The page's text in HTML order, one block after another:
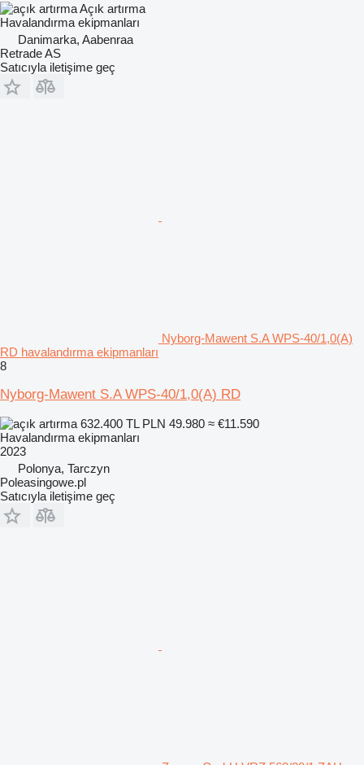
Açık artırma
Havalandırma ekipmanları
Danimarka, Aabenraa
Retrade AS
Satıcıyla iletişime geç
Nyborg-Mawent S.A WPS-40/1,0(A)
RD havalandırma ekipmanları
8
Nyborg-Mawent S.A WPS-40/1,0(A) RD
632.400 TL PLN 49.980 ≈ €11.590
Havalandırma ekipmanları
2023
Polonya, Tarczyn
Poleasingowe.pl
Satıcıyla iletişime geç